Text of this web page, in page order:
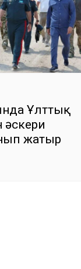
Ұлттық
әскери
жатыр